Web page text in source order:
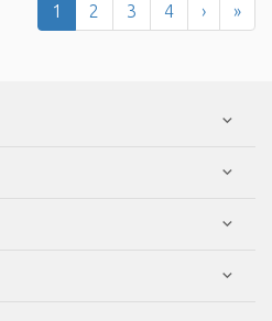
1 2 3 4 › »